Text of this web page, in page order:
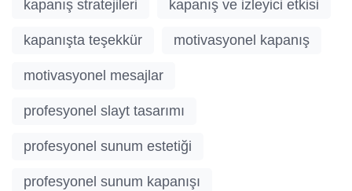
kapanış stratejileri kapanış ve izleyici etkisi
kapanışta teşekkür motivasyonel kapanış
motivasyonel mesajlar
profesyonel slayt tasarımı
profesyonel sunum estetiği
profesyonel sunum kapanışı